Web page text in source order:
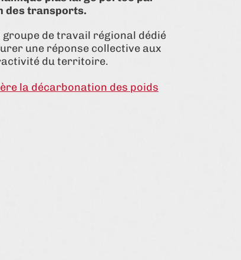
des transports.
groupe de travail régional dédié
une réponse collective aux
du territoire.
la décarbonation des poids